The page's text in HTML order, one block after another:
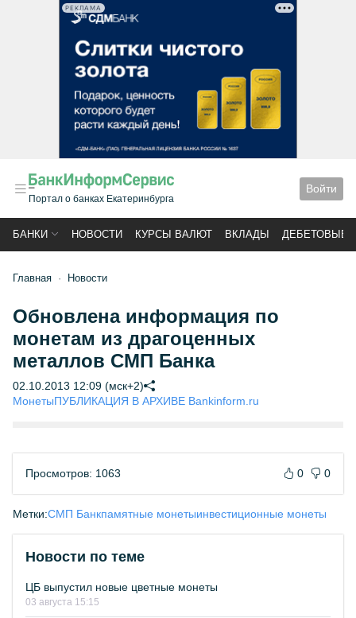
РЕКЛАМА
Портал о банках Екатеринбурга
Войти
БАНКИ НОВОСТИ КУРСЫ ВАЛЮТ ВКЛАДЫ ДЕБЕТОВЫЕ
Главная Новости
Обновлена информация по
монетам из драгоценных
металлов СМП Банка
02.10.2013 12:09 (мск+2)
МонетыПУБЛИКАЦИЯ В АРХИВЕ Bankinform.ru
Просмотров: 1063 0 0
Метки:СМП Банкпамятные монетыинвестиционные монеты
Новости по теме
ЦБ выпустил новые цветные монеты
03 августа 15:15